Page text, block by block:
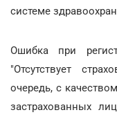
системе
Ошибка при
"Отсутствует
очередь, с
застрахованных